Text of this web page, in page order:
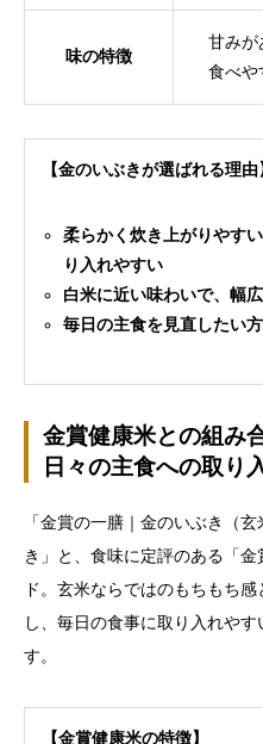
味の特徴
甘みが
食べや
【金のいぶきが選ばれる理由
柔らかく炊き上がりやす
り入れやすい
白米に近い味わいで、幅
毎日の主食を見直したい
金賞健康米との組み
日々の主食への取り
「金賞の一膳｜金のいぶき（
き」と、食味に定評のある「
ド。玄米ならではのもちもち
し、毎日の食事に取り入れや
す。
【金賞健康米の特徴】